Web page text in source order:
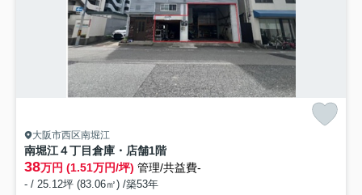
大阪市西区南堀江
南堀江４丁目倉庫・店舗1階
38万円 (1.51万円/坪) 管理/共益費-
- / 25.12坪 (83.06㎡) /築53年